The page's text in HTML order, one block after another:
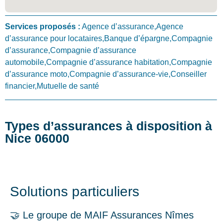
Services proposés : Agence d’assurance,Agence
d’assurance pour locataires,Banque d’épargne,Compagnie
d’assurance,Compagnie d’assurance
automobile,Compagnie d’assurance habitation,Compagnie
d’assurance moto,Compagnie d’assurance-vie,Conseiller
financier,Mutuelle de santé
Types d’assurances à disposition à
Nice 06000
Solutions particuliers
🤝 Le groupe de MAIF Assurances Nîmes